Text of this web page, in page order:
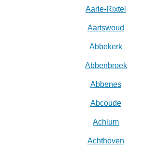
Aarle-Rixtel
Aartswoud
Abbekerk
Abbenbroek
Abbenes
Abcoude
Achlum
Achthoven